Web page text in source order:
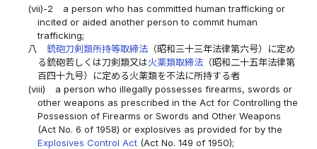
(vii)-2
a person who has committed human trafficking or
incited or aided another person to commit human
trafficking;
八
銃砲刀剣類所持等取締法（昭和三十三年法律第六号）に定め
る銃砲若しくは刀剣類又は火薬類取締法（昭和二十五年法律第
百四十九号）に定める火薬類を不法に所持する者
(viii)
a person who illegally possesses firearms, swords or
other weapons as prescribed in the Act for Controlling the
Possession of Firearms or Swords and Other Weapons
(Act No. 6 of 1958) or explosives as provided for by the
Explosives Control Act (Act No. 149 of 1950);